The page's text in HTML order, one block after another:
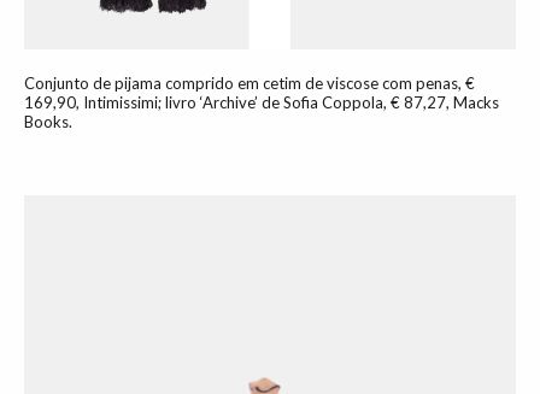
Conjunto de pijama comprido em cetim de viscose com penas, €
169,90, Intimissimi; livro ‘Archive’ de Sofia Coppola, € 87,27, Macks
Books.